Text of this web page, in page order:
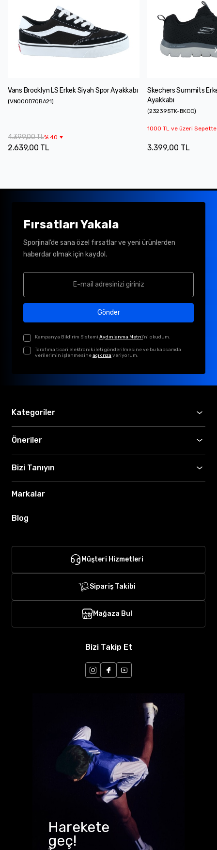
Vans Brooklyn LS Erkek Siyah Spor Ayakkabı
(VN000D7QBA21)
4.399,00 TL% 40
2.639,00 TL
Skechers Summits
Ayakkabı
(232395TK-BKCC)
1000 TL ve üzeri
3.399,00 TL
Fırsatları Yakala
Sporjinal’de sana özel fırsatlar ve yeni ürünlerden
haberdar olmak için kaydol.
Gönder
Kampanya Bildirim Sistemi Aydınlanma Metni'ni okudum.
Tarafıma ticari elektronik ileti gönderilmesine ve bu kapsamda
verilerimin işlenmesineaçık rıza veriyorum.
Kategoriler
Öneriler
Bizi Tanıyın
Markalar
Blog
Müşteri Hizmetleri
Sipariş Takibi
Mağaza Bul
Bizi Takip Et
Harekete
geç!